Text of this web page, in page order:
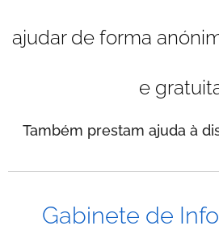
ajudar de forma
e
Também prestam ajuda à
Gabinete de